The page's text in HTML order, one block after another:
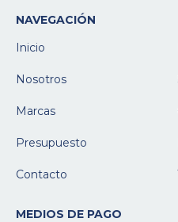
NAVEGACIÓN
Inicio
Nosotros
Marcas
Presupuesto
Contacto
MEDIOS DE PAGO